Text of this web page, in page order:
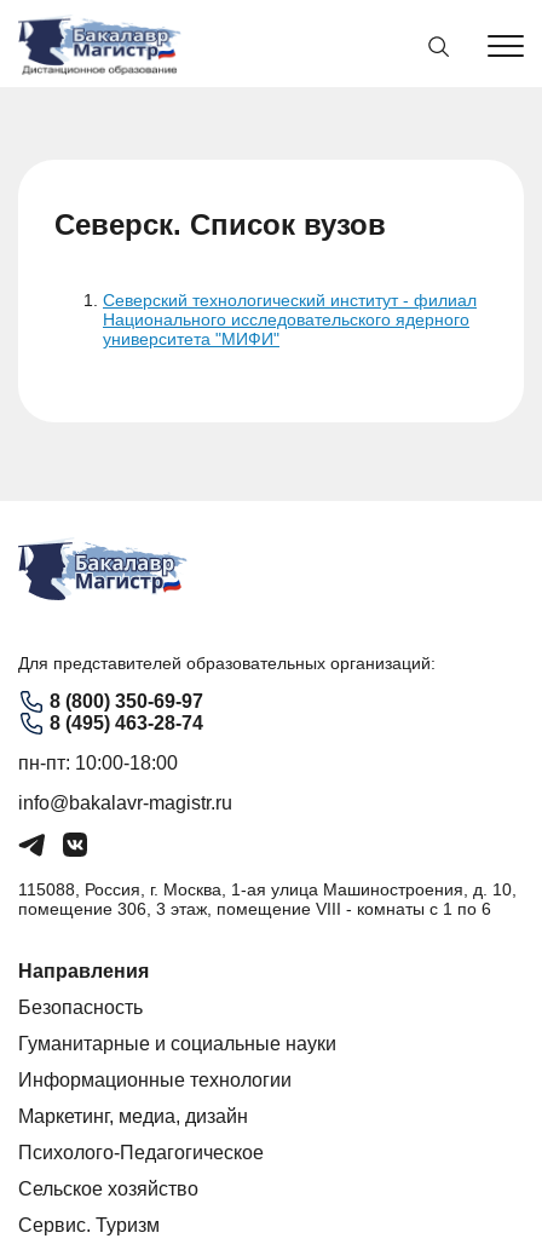
Северск. Список вузов
Северский технологический институт - филиал
Национального исследовательского ядерного
университета "МИФИ"
Для представителей образовательных организаций:
8 (800) 350-69-97
8 (495) 463-28-74
пн-пт: 10:00-18:00
info@bakalavr-magistr.ru
115088, Россия, г. Москва, 1-ая улица Машиностроения, д. 10,
помещение 306, 3 этаж, помещение VIII - комнаты с 1 по 6
Направления
Безопасность
Гуманитарные и социальные науки
Информационные технологии
Маркетинг, медиа, дизайн
Психолого-Педагогическое
Сельское хозяйство
Сервис. Туризм